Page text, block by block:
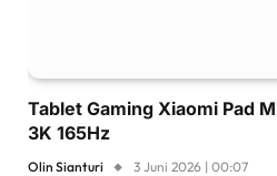
Tablet Gaming Xiaomi Pad
3K 165Hz
Olin Sianturi 3 Juni 2026 | 00:07